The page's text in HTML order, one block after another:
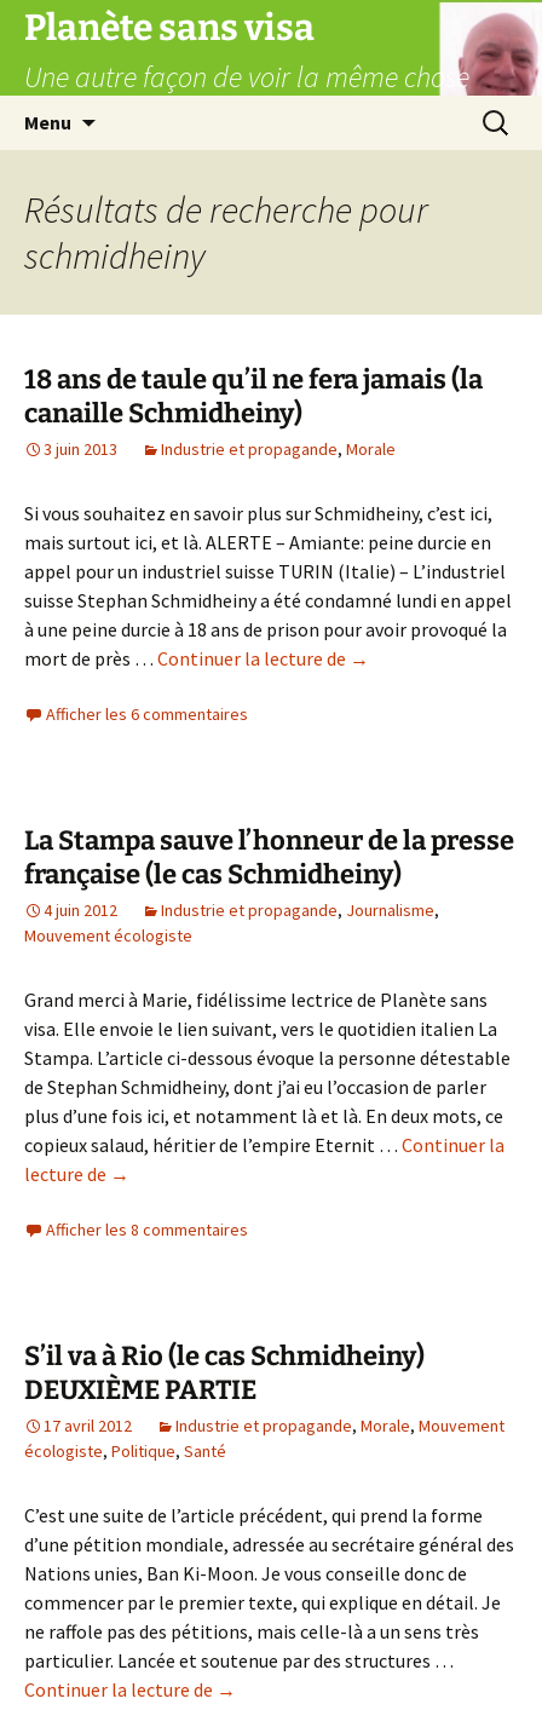
Aller
contenu
Planète sans visa
Une autre façon de voir la même chose
Menu
Résultats de recherche pour
schmidheiny
18 ans de taule qu’il ne fera jamais (la
canaille Schmidheiny)
3 juin 2013 Industrie et propagande, Morale
Si vous souhaitez en savoir plus sur Schmidheiny, c’est ici,
mais surtout ici, et là. ALERTE – Amiante: peine durcie en
appel pour un industriel suisse TURIN (Italie) – L’industriel
suisse Stephan Schmidheiny a été condamné lundi en appel
à une peine durcie à 18 ans de prison pour avoir provoqué la
mort de près … Continuer la lecture de 18
fera
jamais
(la
canaille
→
Afficher les 6 commentaires
La Stampa sauve l’honneur de la presse
française (le cas Schmidheiny)
4 juin 2012 Industrie et propagande, Journalisme,
Mouvement écologiste
Grand merci à Marie, fidélissime lectrice de Planète sans
visa. Elle envoie le lien suivant, vers le quotidien italien La
Stampa. L’article ci-dessous évoque la personne détestable
de Stephan Schmidheiny, dont j’ai eu l’occasion de parler
plus d’une fois ici, et notamment là et là. En deux mots, ce
copieux salaud, héritier de l’empire Eternit … Continuer la
lecture de La
sauve
presse
française
(le
cas
Schmidheiny)
→
Afficher les 8 commentaires
S’il va à Rio (le cas Schmidheiny)
DEUXIÈME PARTIE
17 avril 2012 Industrie et propagande, Morale, Mouvement
écologiste, Politique, Santé
C’est une suite de l’article précédent, qui prend la forme
d’une pétition mondiale, adressée au secrétaire général des
Nations unies, Ban Ki-Moon. Je vous conseille donc de
commencer par le premier texte, qui explique en détail. Je
ne raffole pas des pétitions, mais celle-là a un sens très
particulier. Lancée et soutenue par des structures …
Continuer la lecture de S’il
→